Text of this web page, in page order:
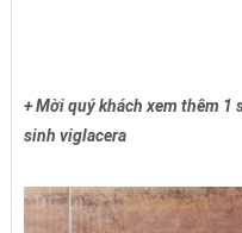
+ Mời quý khách xem thêm 1
sinh viglacera